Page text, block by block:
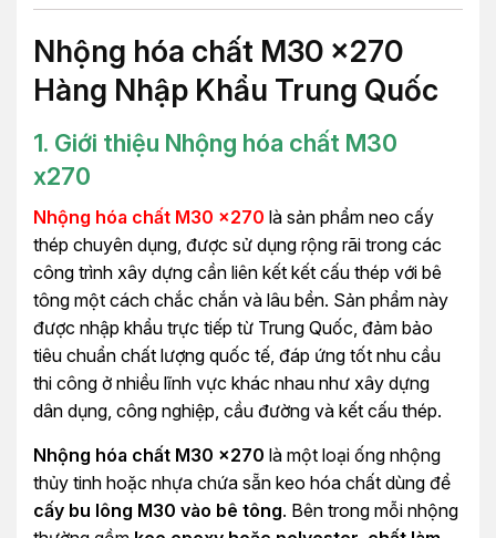
Nhộng hóa chất M30 x270
Hàng Nhập Khẩu Trung Quốc
1. Giới thiệu Nhộng hóa chất M30
x270
Nhộng hóa chất M30 x270 là sản phẩm neo cấy
thép chuyên dụng, được sử dụng rộng rãi trong các
công trình xây dựng cần liên kết kết cấu thép với bê
tông một cách chắc chắn và lâu bền. Sản phẩm này
được nhập khẩu trực tiếp từ Trung Quốc, đảm bảo
tiêu chuẩn chất lượng quốc tế, đáp ứng tốt nhu cầu
thi công ở nhiều lĩnh vực khác nhau như xây dựng
dân dụng, công nghiệp, cầu đường và kết cấu thép.
Nhộng hóa chất M30 x270 là một loại ống nhộng
thủy tinh hoặc nhựa chứa sẵn keo hóa chất dùng để
cấy bu lông M30 vào bê tông. Bên trong mỗi nhộng